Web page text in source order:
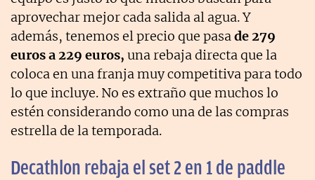
aprovechar mejor cada salida al agua. Y
además, tenemos el precio que pasade 279
euros a 229 euros, una rebaja directa que la
coloca en una franja muy competitiva para todo
lo que incluye. No es extraño que muchos lo
estén considerando como una de las compras
estrella de la temporada.
Decathlon rebaja el set 2 en 1 de paddle